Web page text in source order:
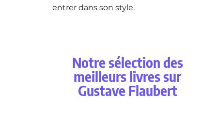
entrer dans son style.
Notre sélection des
meilleurs livres sur
Gustave Flaubert